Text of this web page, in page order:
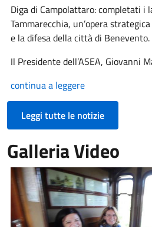
Diga di Campolattaro: completati i
Tammarecchia, un’opera
e la difesa della città di Benevento.
Il Presidente dell’ASEA, Giovanni
continua a leggere
Leggi tutte le notizie
Galleria Video